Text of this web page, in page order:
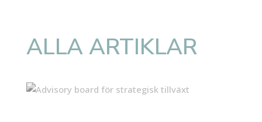
ALLA ARTIKLAR